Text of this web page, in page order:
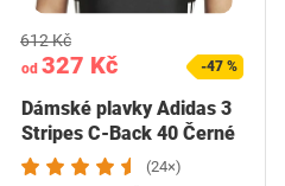
od 327 Kč
612 Kč
-47 %
Dámské plavky Adidas 3
Stripes C-Back 40 Černé
/ Bílé
(24×)